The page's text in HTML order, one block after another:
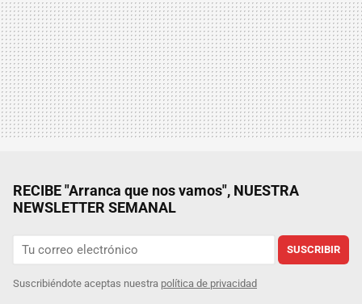
RECIBE "Arranca que nos vamos", NUESTRA
NEWSLETTER SEMANAL
SUSCRIBIR
Suscribiéndote aceptas nuestra política de privacidad